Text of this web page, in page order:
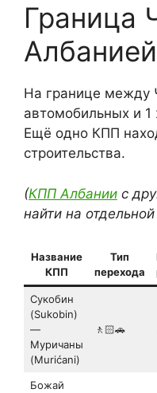
Граница
Албанией
На границе между
автомобильных и
Ещё одно КПП
строительства.
(КПП Албании с
найти на
Название
КПП
Тип
перехода
Сукобин
(Sukobin)
—
Муричаны
(Murićani)
🚶🏻🚗
Божай